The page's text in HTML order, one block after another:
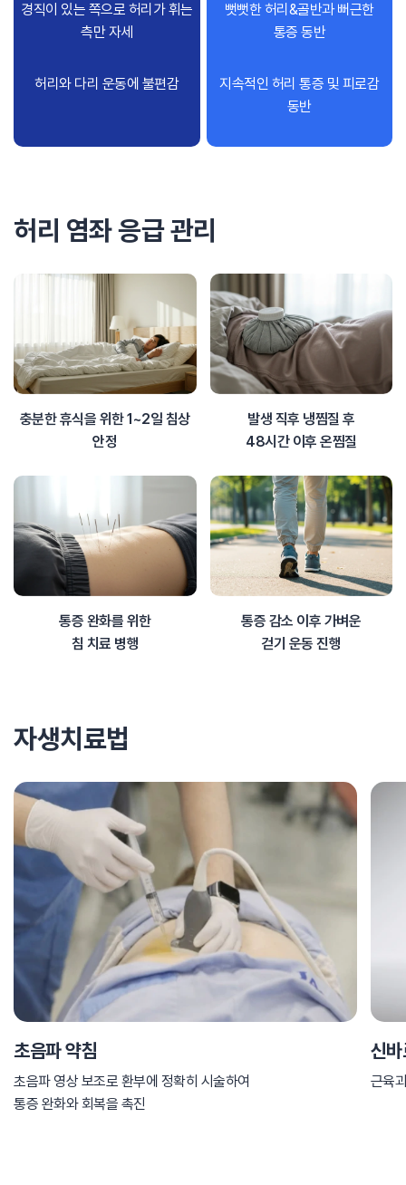
경직이 있는 쪽으로 허리가 휘는
측만 자세
뻣뻣한 허리&골반과 뻐근한
통증 동반
허리와 다리 운동에 불편감
지속적인 허리 통증 및 피로감
동반
허리 염좌 응급 관리
충분한 휴식을 위한 1~2일 침상
안정
발생 직후 냉찜질 후
48시간 이후 온찜질
통증 완화를 위한
침 치료 병행
통증 감소 이후 가벼운
걷기 운동 진행
자생치료법
초음파 약침
초음파 영상 보조로 환부에 정확히 시술하여
통증 완화와 회복을 촉진
신바
근육